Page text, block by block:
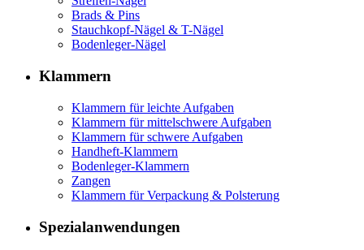
Brads & Pins
Stauchkopf-Nägel & T-Nägel
Bodenleger-Nägel
Klammern
Klammern für leichte Aufgaben
Klammern für mittelschwere Aufgaben
Klammern für schwere Aufgaben
Handheft-Klammern
Bodenleger-Klammern
Zangen
Klammern für Verpackung & Polsterung
Spezialanwendungen